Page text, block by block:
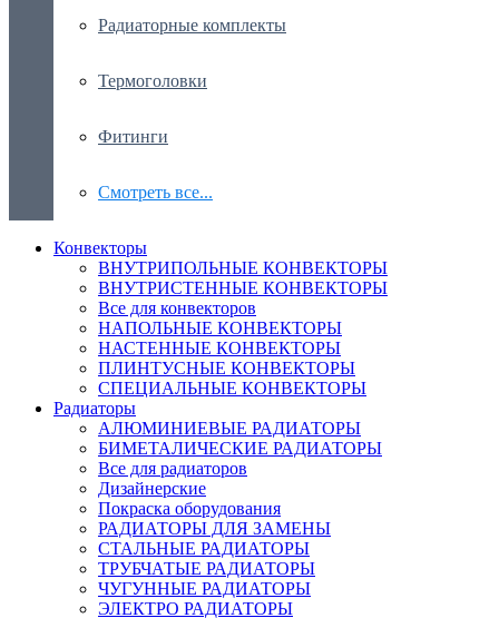
Радиаторные комплекты
Термоголовки
Фитинги
Смотреть все...
Конвекторы
ВНУТРИПОЛЬНЫЕ КОНВЕКТОРЫ
ВНУТРИСТЕННЫЕ КОНВЕКТОРЫ
Все для конвекторов
НАПОЛЬНЫЕ КОНВЕКТОРЫ
НАСТЕННЫЕ КОНВЕКТОРЫ
ПЛИНТУСНЫЕ КОНВЕКТОРЫ
СПЕЦИАЛЬНЫЕ КОНВЕКТОРЫ
Радиаторы
АЛЮМИНИЕВЫЕ РАДИАТОРЫ
БИМЕТАЛИЧЕСКИЕ РАДИАТОРЫ
Все для радиаторов
Дизайнерские
Покраска оборудования
РАДИАТОРЫ ДЛЯ ЗАМЕНЫ
СТАЛЬНЫЕ РАДИАТОРЫ
ТРУБЧАТЫЕ РАДИАТОРЫ
ЧУГУННЫЕ РАДИАТОРЫ
ЭЛЕКТРО РАДИАТОРЫ